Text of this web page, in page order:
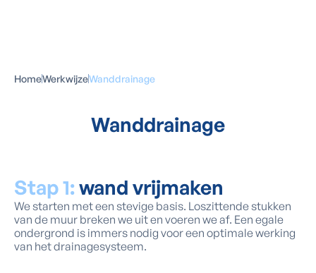
HomeWerkwijzeWanddrainage
Wanddrainage
Stap 1:wand vrijmaken
We starten met een stevige basis. Loszittende stukken
van de muur breken we uit en voeren we af. Een egale
ondergrond is immers nodig voor een optimale werking
van het drainagesysteem.